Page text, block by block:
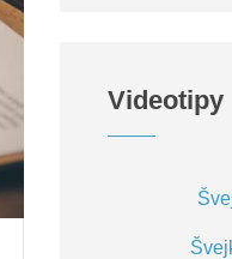
Videotipy